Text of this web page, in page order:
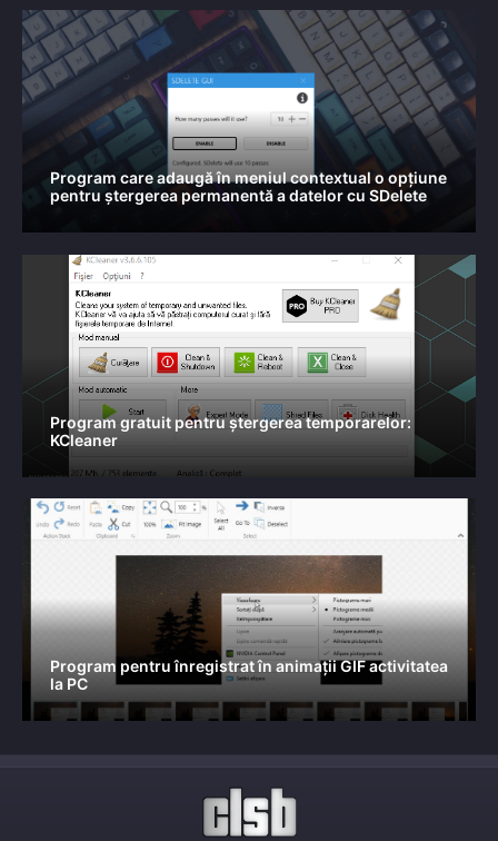
Program care adaugă în meniul contextual o opțiune
pentru ștergerea permanentă a datelor cu SDelete
Program gratuit pentru ștergerea temporarelor:
KCleaner
Program pentru înregistrat în animații GIF activitatea
la PC